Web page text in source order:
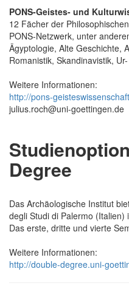
PONS-Geistes- und
12 Fächer der
PONS-Netzwerk, unter
Ägyptologie, Alte Geschichte,
Romanistik, Skandinavistik,
Weitere Informationen:
http://pons-
julius.roch@uni-goettingen.de
Degree
Das Archäologische Institut
degli Studi di Palermo
Das erste, dritte und vierte
Weitere Informationen:
http://double-degree.uni-